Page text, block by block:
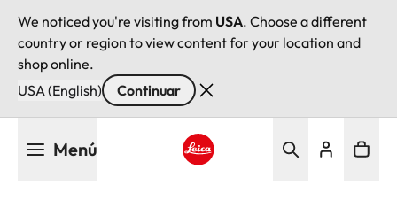
We noticed you're visiting from USA. Choose a different
country or region to view content for your location and
shop online.
USA (English)
Continuar
Menú